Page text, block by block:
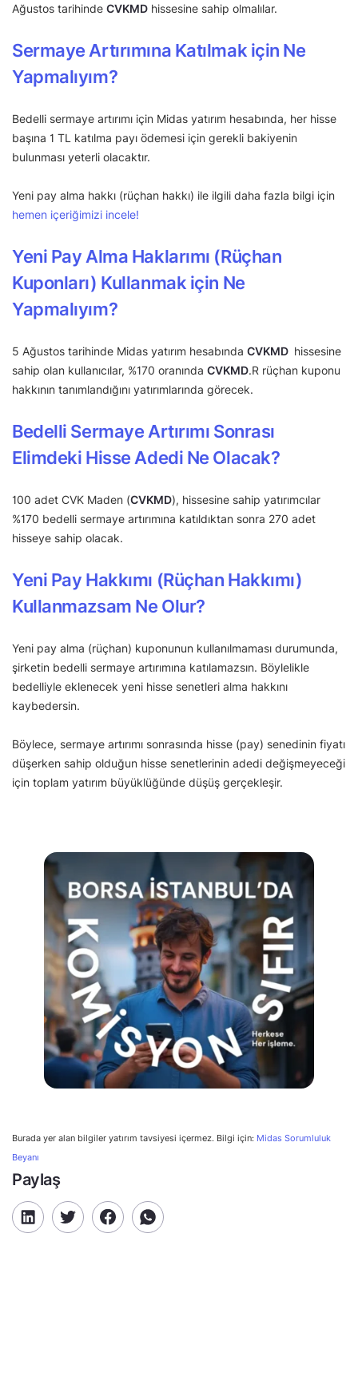
Ağustos tarihinde CVKMD hissesine sahip olmalılar.
Sermaye Artırımına Katılmak için Ne
Yapmalıyım?
Bedelli sermaye artırımı için Midas yatırım hesabında, her hisse
başına 1 TL katılma payı ödemesi için gerekli bakiyenin
bulunması yeterli olacaktır.
Yeni pay alma hakkı (rüçhan hakkı) ile ilgili daha fazla bilgi için
hemen içeriğimizi incele!
Yeni Pay Alma Haklarımı (Rüçhan
Kuponları) Kullanmak için Ne
Yapmalıyım?
5 Ağustos tarihinde Midas yatırım hesabında CVKMD hissesine
sahip olan kullanıcılar, %170 oranında CVKMD.R rüçhan kuponu
hakkının tanımlandığını yatırımlarında görecek.
Bedelli Sermaye Artırımı Sonrası
Elimdeki Hisse Adedi Ne Olacak?
100 adet CVK Maden (CVKMD), hissesine sahip yatırımcılar
%170 bedelli sermaye artırımına katıldıktan sonra 270 adet
hisseye sahip olacak.
Yeni Pay Hakkımı (Rüçhan Hakkımı)
Kullanmazsam Ne Olur?
Yeni pay alma (rüçhan) kuponunun kullanılmaması durumunda,
şirketin bedelli sermaye artırımına katılamazsın. Böylelikle
bedelliyle eklenecek yeni hisse senetleri alma hakkını
kaybedersin.
Böylece, sermaye artırımı sonrasında hisse (pay) senedinin fiyatı
düşerken sahip olduğun hisse senetlerinin adedi değişmeyeceği
için toplam yatırım büyüklüğünde düşüş gerçekleşir.
Burada yer alan bilgiler yatırım tavsiyesi içermez. Bilgi için: Midas Sorumluluk
Beyanı
Paylaş